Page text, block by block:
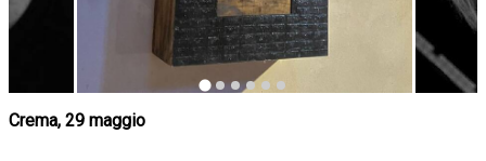
Crema, 29 maggio